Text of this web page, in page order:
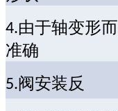
4.由于轴变形
准确
5.阀安装反